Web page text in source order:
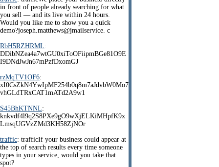
in front of people already searching for what
you sell — and its live within 24 hours.
Would you like me to show you a quick
demo?joseph.matthews@jmailservice. c
RbH5RZHRML:
DDibNZea4a7wtGU0xiToOFiipmBGe81O9E
I9DNdJwJn67mPzfDxomGJ
rzMqTV1OF6:
xI0CsZkN4YwIpMF254b0q8m7aJdvbW0Mo7
vhGLdTRxCAT1mATd2A9w1
S45BhKTNNL:
knkvdf4l9q2S8PXe9gO9wXjELKiMHpfK9x
LmsqUGVzZMd3KH58ZjNOr
traffic: trafficIf your business could appear at
the top of search results every time someone
types in your service, would you take that
spot?